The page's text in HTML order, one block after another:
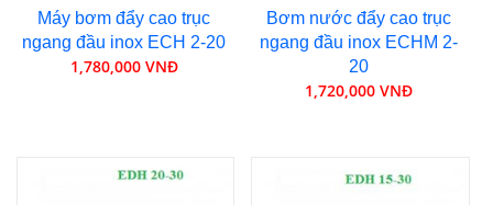
Máy bơm đẩy cao trục
ngang đầu inox ECH 2-20
1,780,000 VNĐ
Bơm nước đẩy cao trục
ngang đầu inox ECHM 2-
20
1,720,000 VNĐ